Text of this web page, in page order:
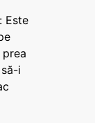
Este
i